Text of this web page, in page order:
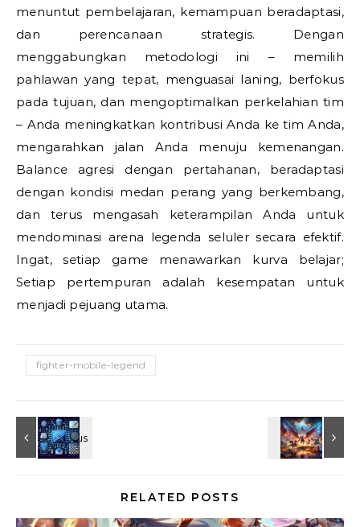
menuntut pembelajaran, kemampuan beradaptasi,
dan perencanaan strategis. Dengan
menggabungkan metodologi ini – memilih
pahlawan yang tepat, menguasai laning, berfokus
pada tujuan, dan mengoptimalkan perkelahian tim
– Anda meningkatkan kontribusi Anda ke tim Anda,
mengarahkan jalan Anda menuju kemenangan.
Balance agresi dengan pertahanan, beradaptasi
dengan kondisi medan perang yang berkembang,
dan terus mengasah keterampilan Anda untuk
mendominasi arena legenda seluler secara efektif.
Ingat, setiap game menawarkan kurva belajar;
Setiap pertempuran adalah kesempatan untuk
menjadi pejuang utama.
fighter-mobile-legend
RELATED POSTS